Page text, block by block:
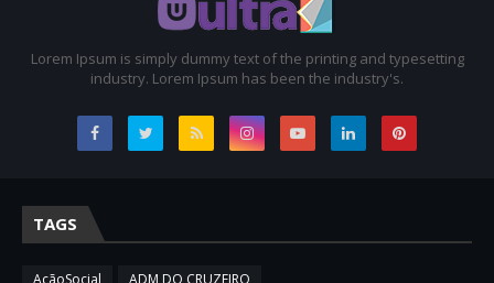
Lorem Ipsum is simply dummy text of the printing and typesetting
industry. Lorem Ipsum has been the industry's.
TAGS
AçãoSocial
ADM DO CRUZEIRO